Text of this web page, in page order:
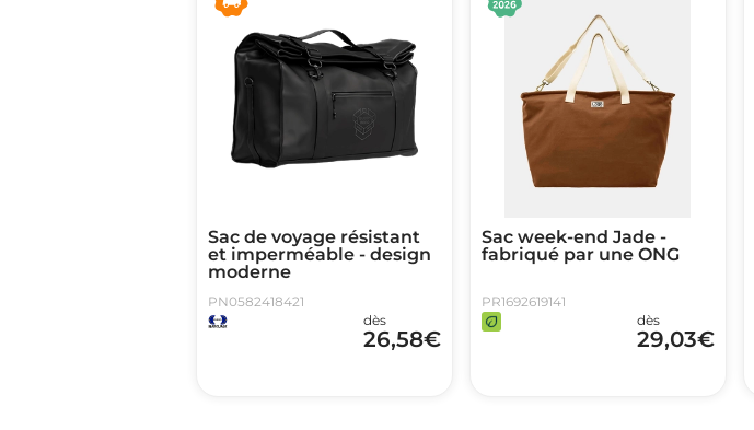
Sac de voyage résistant
et imperméable - design
moderne
PN0582418421
dès
26,58€
Sac week-end Jade -
fabriqué par une ONG
PR1692619141
dès
29,03€